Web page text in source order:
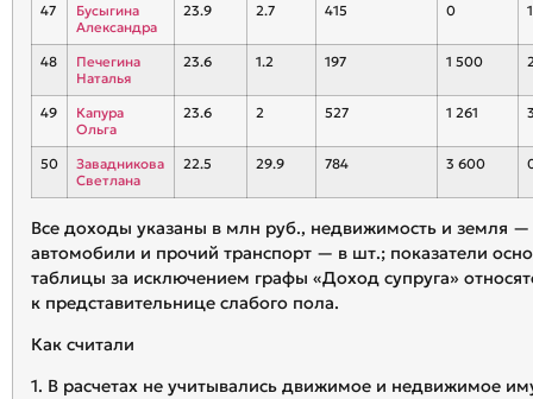
47
Бусыгина
Александра
23.9 2.7 415 0 1
48
Печегина
Наталья
23.6 1.2 197 1 500
49
Капура
Ольга
23.6 2 527 1 261
50
Завадникова
Светлана
22.5 29.9 784 3 600
Все доходы указаны в млн руб., недвижимость и земля —
автомобили и прочий транспорт — в шт.; показатели
таблицы за исключением графы «Доход супруга»
к представительнице слабого пола.
Как считали
1. В расчетах не учитывались движимое и недвижимое